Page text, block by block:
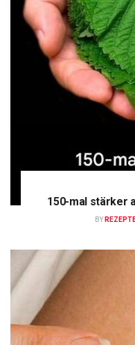
150-mal stärker
BY